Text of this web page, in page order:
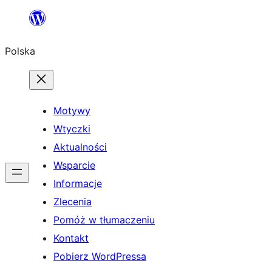
Przejdź
treści
Polska
Motywy
Wtyczki
Aktualności
Wsparcie
Informacje
Zlecenia
Pomóż w tłumaczeniu
Kontakt
Pobierz WordPressa